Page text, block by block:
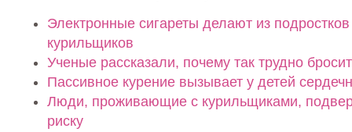
Электронные сигареты делают из
курильщиков
Ученые рассказали, почему так трудно
Пассивное курение вызывает у детей
Люди, проживающие с курильщиками,
риску